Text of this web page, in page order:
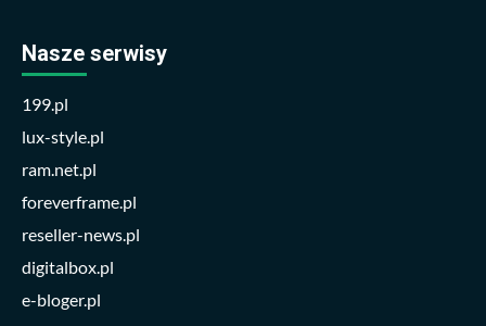
Nasze serwisy
199.pl
lux-style.pl
ram.net.pl
foreverframe.pl
reseller-news.pl
digitalbox.pl
e-bloger.pl